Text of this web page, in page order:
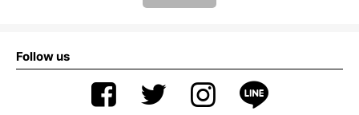
Follow us